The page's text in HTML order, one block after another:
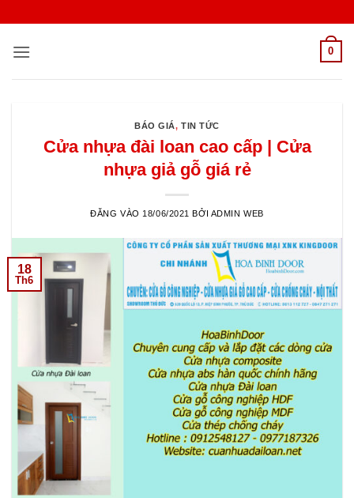
nội
0
BÁO GIÁ,TIN TỨC
Cửa nhựa đài loan cao cấp | Cửa
nhựa giả gỗ giá rẻ
ĐĂNG VÀO 18/06/2021 BỞI ADMIN WEB
18
Th6